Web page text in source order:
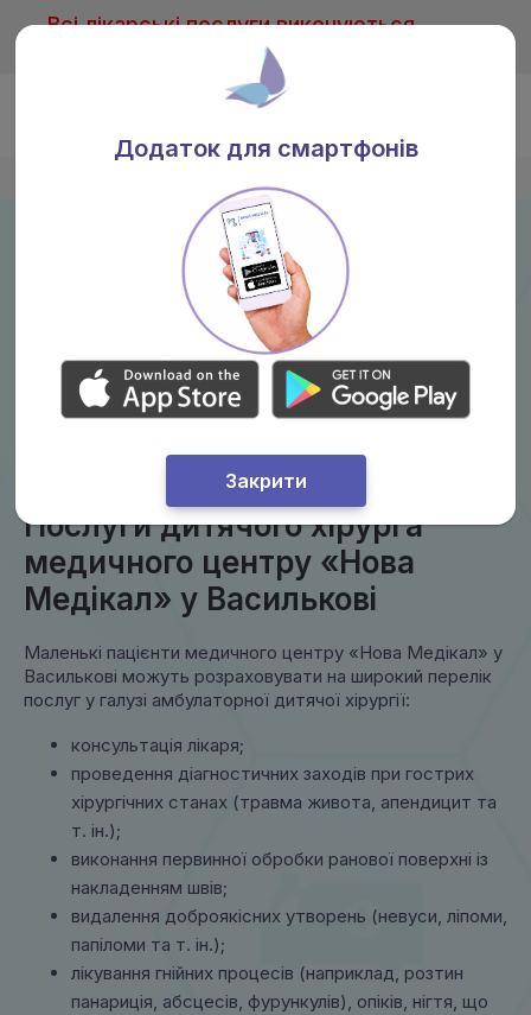
Всі лікарські послуги виконуються
тільки після консультації лікаря
Послуги дитячого хірурга
медичного центру «Нова
Медікал» у Василькові
Маленькі пацієнти медичного центру «Нова Медікал» у
Василькові можуть розраховувати на широкий перелік
послуг у галузі амбулаторної дитячої хірургії:
консультація лікаря;
проведення діагностичних заходів при гострих
хірургічних станах (травма живота, апендицит та
т. ін.);
виконання первинної обробки ранової поверхні із
накладенням швів;
видалення доброякісних утворень (невуси, ліпоми,
папіломи та т. ін.);
лікування гнійних процесів (наприклад, розтин
панариція, абсцесів, фурункулів), опіків, нігтя, що
Додаток для смартфонів
Закрити